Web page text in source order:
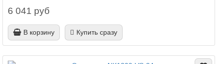
6 041 руб
В корзину Купить сразу